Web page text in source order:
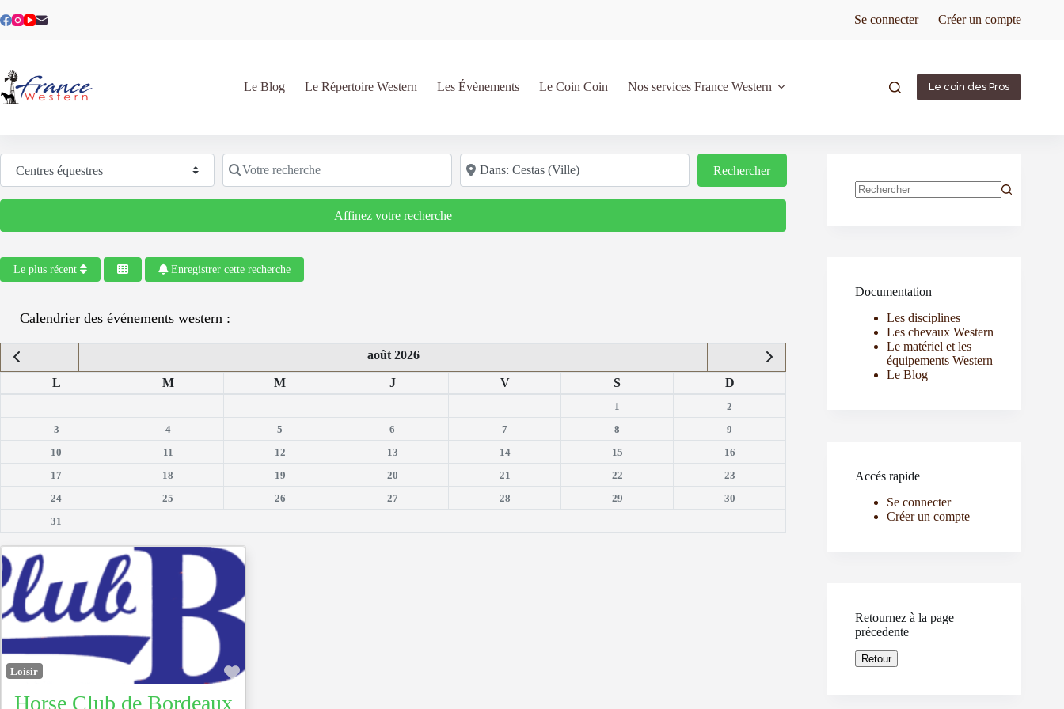
au
Se connecter Créer un compte
Le Blog Le Répertoire Western Les Évènements Le Coin Coin Nos services France Western Le coin des Pros
Sélectionnez le type de recherche Votre recherche Code postal/région/ville
RechercherRechercher
Affinez votre recherche
Le plus récent Enregistrer cette recherche
Calendrier des événements western :
août 2026
L M M J V S D
1
2
3
4 5 6 7 8
9
10
11 12 13 14 15
16
17
18 19 20 21 22
23
24
25 26 27 28 29
30
31
Loisir Favoris
Horse Club de Bordeaux
Documentation
Les disciplines
Les chevaux Western
Le matériel et les
équipements Western
Le Blog
Accés rapide
Se connecter
Créer un compte
Retournez à la page
précedente